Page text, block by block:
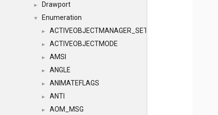
► Drawport
▼ Enumeration
► ACTIVEOBJECTMANAGER_SETOBJECTS
► ACTIVEOBJECTMODE
► AMSI
► ANGLE
► ANIMATEFLAGS
► ANTI
►
AOM_MSG